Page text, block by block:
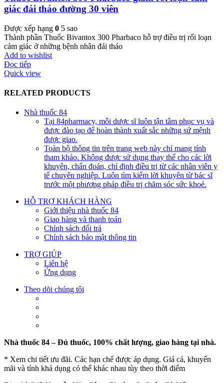
giác đái tháo đường 30 viên
Được xếp hạng 0 5 sao
Thành phần Thuốc Bivantox 300 Pharbaco hỗ trợ điều trị rối loạn
cảm giác ở những bệnh nhân đái tháo
Add to wishlist
Đọc tiếp
Quick view
RELATED PRODUCTS
Nhà thuốc 84
Tại 84pharmacy, mỗi dược sĩ luôn tận tâm phục vụ và
được đào tạo để hoàn thành xuất sắc những sứ mệnh
được giao.
Toàn bộ thông tin trên trang web này chỉ mang tính
tham khảo. Không được sử dụng thay thế cho các lời
khuyên, chẩn đoán, chỉ định điều trị từ các nhân viên y
tế chuyên nghiệp. Luôn tìm kiếm lời khuyên từ bác sĩ
trước một phương pháp điều trị chăm sóc sức khoẻ.
HỖ TRỢ KHÁCH HÀNG
Giới thiệu nhà thuốc 84
Giao hàng và thanh toán
Chính sách đổi trả
Chính sách bảo mật thông tin
TRỢ GIÚP
Liên hệ
Ứng dụng
Theo dõi chúng tôi
Nhà thuốc 84 – Đủ thuốc, 100% chất lượng, giao hàng tại nhà.
* Xem chi tiết ưu đãi. Các hạn chế được áp dụng. Giá cả, khuyến
mãi và tính khả dụng có thể khác nhau tùy theo thời điểm